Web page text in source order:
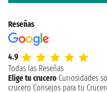
Reseñas
4.9
Todas las Reseñas
Elige tu crucero Curiosidades
crucero Consejos para tu